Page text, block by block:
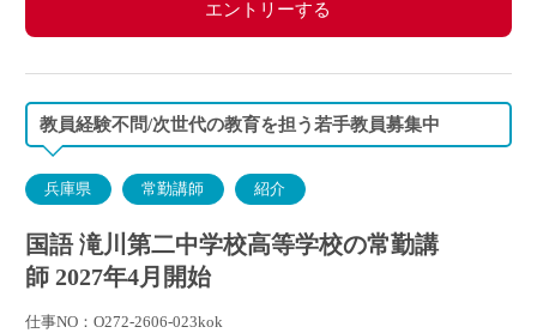
エントリーする
教員経験不問/次世代の教育を担う若手教員募集中
兵庫県 常勤講師 紹介
国語 滝川第二中学校高等学校の常勤講
師 2027年4月開始
仕事NO：O272-2606-023kok